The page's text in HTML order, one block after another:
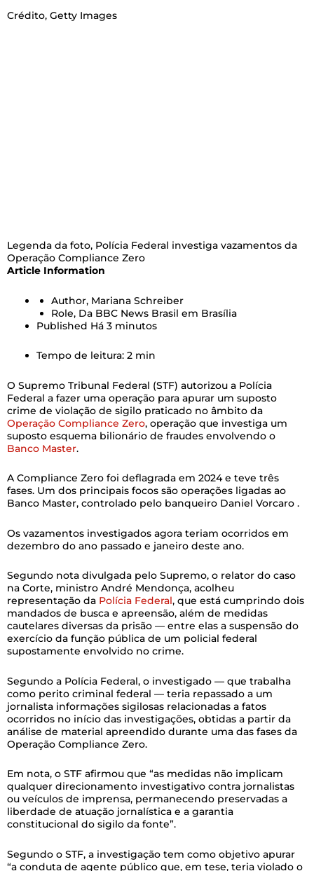
Crédito, Getty Images
Legenda da foto, Polícia Federal investiga vazamentos da
Operação Compliance Zero
Article Information
Author, Mariana Schreiber
Role, Da BBC News Brasil em Brasília
Published Há 3 minutos
Tempo de leitura: 2 min
O Supremo Tribunal Federal (STF) autorizou a Polícia
Federal a fazer uma operação para apurar um suposto
crime de violação de sigilo praticado no âmbito da
Operação Compliance Zero, operação que investiga um
suposto esquema bilionário de fraudes envolvendo o
Banco Master.
A Compliance Zero foi deflagrada em 2024 e teve três
fases. Um dos principais focos são operações ligadas ao
Banco Master, controlado pelo banqueiro Daniel Vorcaro .
Os vazamentos investigados agora teriam ocorridos em
dezembro do ano passado e janeiro deste ano.
Segundo nota divulgada pelo Supremo, o relator do caso
na Corte, ministro André Mendonça, acolheu
representação da Polícia Federal, que está cumprindo dois
mandados de busca e apreensão, além de medidas
cautelares diversas da prisão — entre elas a suspensão do
exercício da função pública de um policial federal
supostamente envolvido no crime.
Segundo a Polícia Federal, o investigado — que trabalha
como perito criminal federal — teria repassado a um
jornalista informações sigilosas relacionadas a fatos
ocorridos no início das investigações, obtidas a partir da
análise de material apreendido durante uma das fases da
Operação Compliance Zero.
Em nota, o STF afirmou que “as medidas não implicam
qualquer direcionamento investigativo contra jornalistas
ou veículos de imprensa, permanecendo preservadas a
liberdade de atuação jornalística e a garantia
constitucional do sigilo da fonte”.
Segundo o STF, a investigação tem como objetivo apurar
“a conduta de agente público que, em tese, teria violado o